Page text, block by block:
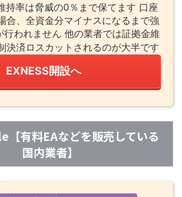
持率は脅威の0％まで保てます 口座
合、全資金分マイナスになるまで強
行われません 他の業者では証拠金維
決済ロスカットされるのが大半です
EXNESS開設へ
【有料EAなどを販売している
国内業者】